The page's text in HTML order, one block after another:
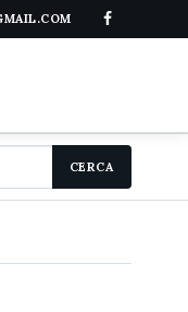
CERCA